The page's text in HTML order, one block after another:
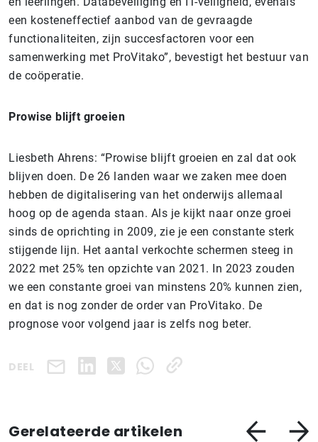
een kosteneffectief aanbod van de gevraagde
functionaliteiten, zijn succesfactoren voor een
samenwerking met ProVitako”, bevestigt het bestuur van
de coöperatie.
Prowise blijft groeien
Liesbeth Ahrens: “Prowise blijft groeien en zal dat ook
blijven doen. De 26 landen waar we zaken mee doen
hebben de digitalisering van het onderwijs allemaal
hoog op de agenda staan. Als je kijkt naar onze groei
sinds de oprichting in 2009, zie je een constante sterk
stijgende lijn. Het aantal verkochte schermen steeg in
2022 met 25% ten opzichte van 2021. In 2023 zouden
we een constante groei van minstens 20% kunnen zien,
en dat is nog zonder de order van ProVitako. De
prognose voor volgend jaar is zelfs nog beter.
DEEL
Gerelateerde artikelen